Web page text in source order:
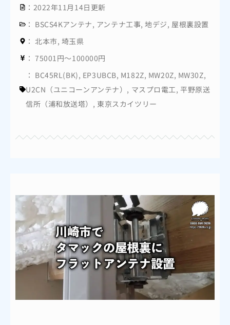
：2022年11月14日更新
： BSCS4Kアンテナ, アンテナ工事,地デジ, 屋根裏設置
： 北本市, 埼玉県
： 75001円～100000円
： BC45RL(BK), EP3UBCB, M182Z, MW20Z, MW30Z,
U2CN（ユニコーンアンテナ） , マスプロ電工,平野原送
信所（浦和放送塔） , 東京スカイツリー